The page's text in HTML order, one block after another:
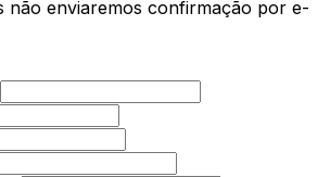
não enviaremos confirmação por e-